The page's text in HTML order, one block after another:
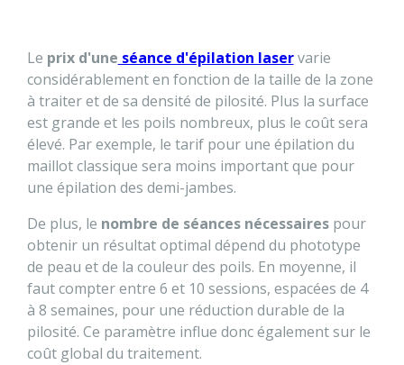
Le prix d'une séance d'épilation laservarie
considérablement en fonction de la taille de la zone
à traiter et de sa densité de pilosité. Plus la surface
est grande et les poils nombreux, plus le coût sera
élevé. Par exemple, le tarif pour une épilation du
maillot classique sera moins important que pour
une épilation des demi-jambes.
De plus, le nombre de séances nécessairespour
obtenir un résultat optimal dépend du phototype
de peau et de la couleur des poils. En moyenne, il
faut compter entre 6 et 10 sessions, espacées de 4
à 8 semaines, pour une réduction durable de la
pilosité. Ce paramètre influe donc également sur le
coût global du traitement.